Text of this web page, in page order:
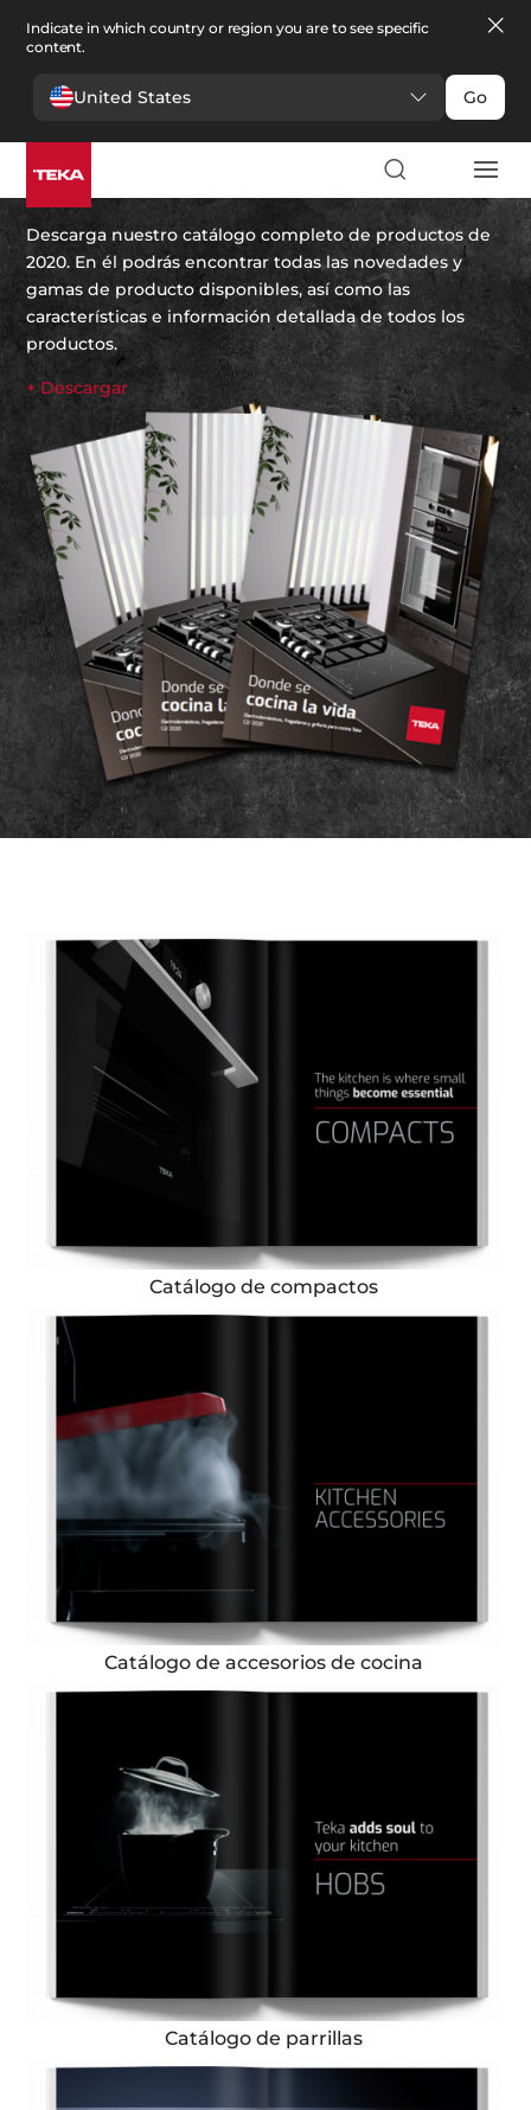
Indicate in which country or region you are to see specific
content.
United States Go
Catálogo Teka 2020
Descarga nuestro catálogo completo de productos de
2020. En él podrás encontrar todas las novedades y
gamas de producto disponibles, así como las
características e información detallada de todos los
productos.
+ Descargar
Catálogo de compactos
Catálogo de accesorios de cocina
Catálogo de parrillas